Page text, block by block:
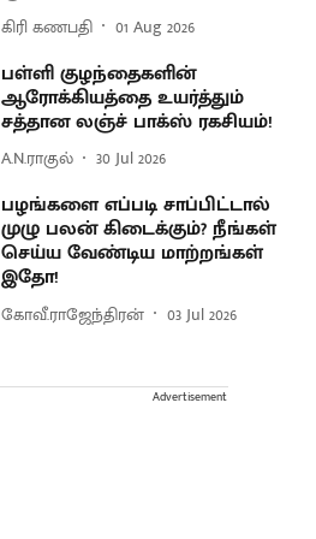
கிரி கணபதி 01 Aug 2026
பள்ளி குழந்தைகளின்
ஆரோக்கியத்தை உயர்த்தும்
சத்தான லஞ்ச் பாக்ஸ் ரகசியம்!
A.N.ராகுல் 30 Jul 2026
பழங்களை எப்படி சாப்பிட்டால்
முழு பலன் கிடைக்கும்? நீங்கள்
செய்ய வேண்டிய மாற்றங்கள்
இதோ!
கோவீ.ராஜேந்திரன் 03 Jul 2026
Advertisement